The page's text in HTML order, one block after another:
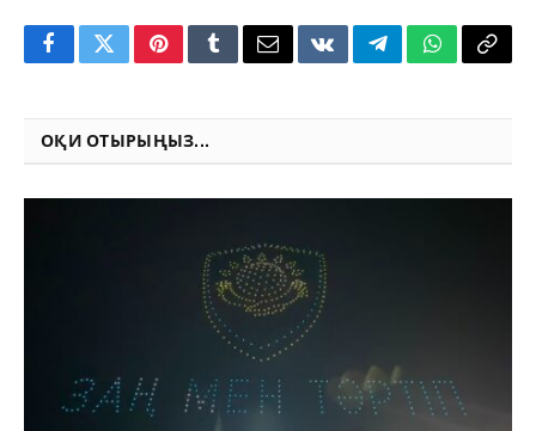
FacebookTwitterPinterestTumblrEmailVKontakteTelegramWhatsApp
Copy
ОҚИ ОТЫРЫҢЫЗ...